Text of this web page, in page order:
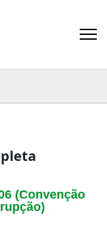
(Convenção